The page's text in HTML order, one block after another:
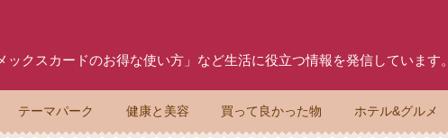
クスカードのお得な使い方」など生活に役立つ情報を発信しています。
テーマパーク 健康と美容 買って良かった物 ホテル&グルメ